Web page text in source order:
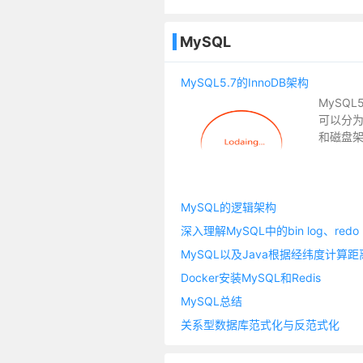
MySQL
MySQL5.7的InnoDB架构
可以分
和磁盘
MySQL的逻辑架构
深入理解MySQL中的bin log、
MySQL以及Java根据经纬度计算距
Docker安装MySQL和Redis
MySQL总结
关系型数据库范式化与反范式化